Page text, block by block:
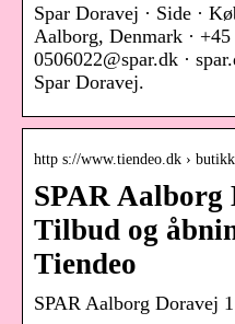
Spar Doravej · Side ·
Aalborg, Denmark · +45
0506022@spar.dk ·
Spar Doravej.
http s://www.tiendeo.dk ›
SPAR Aalborg
Tilbud og
Tiendeo
SPAR Aalborg Doravej